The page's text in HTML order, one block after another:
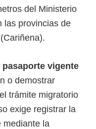
del Ministerio
las provincias de
pasaporte vigente
o demostrar
trámite migratorio
exige registrar la
mediante la